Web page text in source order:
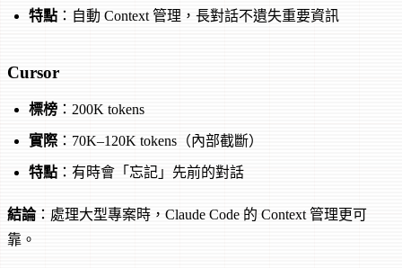
特點 ：自動 Context 管理，長對話不遺失重要資訊
Cursor
標榜 ：200K tokens
實際：70K–120K tokens（內部截斷）
特點 ：有時會「忘記」先前的對話
結論：處理大型專案時，Claude Code 的 Context 管理更可
靠。